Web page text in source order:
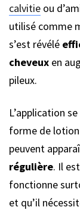
calvitie ou
utilisé comme
s’est révélé
cheveux en
pileux.
L’application
forme de
peuvent
régulière. Il
fonctionne
et qu’il